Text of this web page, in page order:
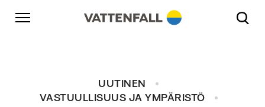
Skip to content
Päänavigaatioon
Siirry alatunnisteeseen
UUTINEN
VASTUULLISUUS JA YMPÄRISTÖ
Päänavigaatioon